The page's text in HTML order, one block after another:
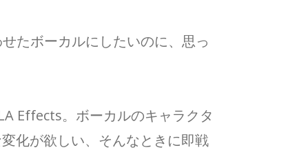
たボーカルにしたいのに、思っ
Effects。ボーカルのキャラクタ
化が欲しい、そんなときに即戦